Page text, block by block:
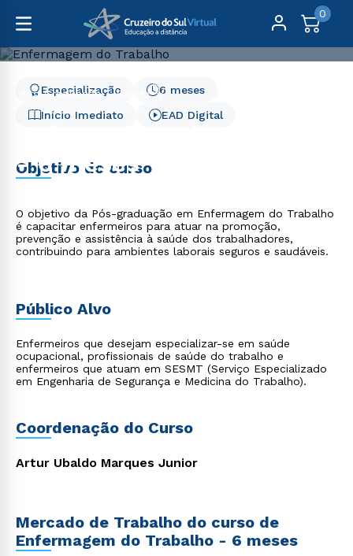
0
Pós-Graduação
Saúde
Enfermagem do Trabalho - 6 meses
- 6 meses
Início Imediato
6 meses
Especialização
EAD Digital
Objetivo do curso
O objetivo da Pós-graduação em Enfermagem do Trabalho
é capacitar enfermeiros para atuar na promoção,
prevenção e assistência à saúde dos trabalhadores,
contribuindo para ambientes laborais seguros e saudáveis.
Público Alvo
Enfermeiros que desejam especializar-se em saúde
ocupacional, profissionais de saúde do trabalho e
enfermeiros que atuam em SESMT (Serviço Especializado
em Engenharia de Segurança e Medicina do Trabalho).
Coordenação do Curso
Artur Ubaldo Marques Junior
Mercado de Trabalho do curso de
Enfermagem do Trabalho - 6 meses